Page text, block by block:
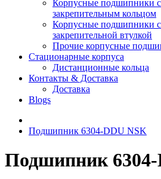
Корпусные подшипники
закрепительным кольцом
Корпусные подшипники с
закрепительной втулкой
Прочие корпусные
Стационарные корпуса
Дистанционные кольца
Контакты & Доставка
Доставка
Blogs
Подшипник 6304-DDU NSK
Подшипник